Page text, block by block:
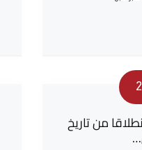
من تاريخ